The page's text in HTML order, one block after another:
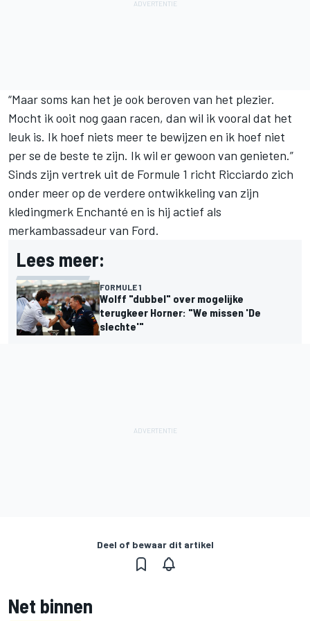
“Maar soms kan het je ook beroven van het plezier.
Mocht ik ooit nog gaan racen, dan wil ik vooral dat het
leuk is. Ik hoef niets meer te bewijzen en ik hoef niet
per se de beste te zijn. Ik wil er gewoon van genieten.”
Sinds zijn vertrek uit de Formule 1 richt Ricciardo zich
onder meer op de verdere ontwikkeling van zijn
kledingmerk Enchanté en is hij actief als
merkambassadeur van Ford.
Lees meer:
FORMULE 1
Wolff "dubbel" over mogelijke
terugkeer Horner: "We missen 'De
slechte'"
Deel of bewaar dit artikel
Net binnen